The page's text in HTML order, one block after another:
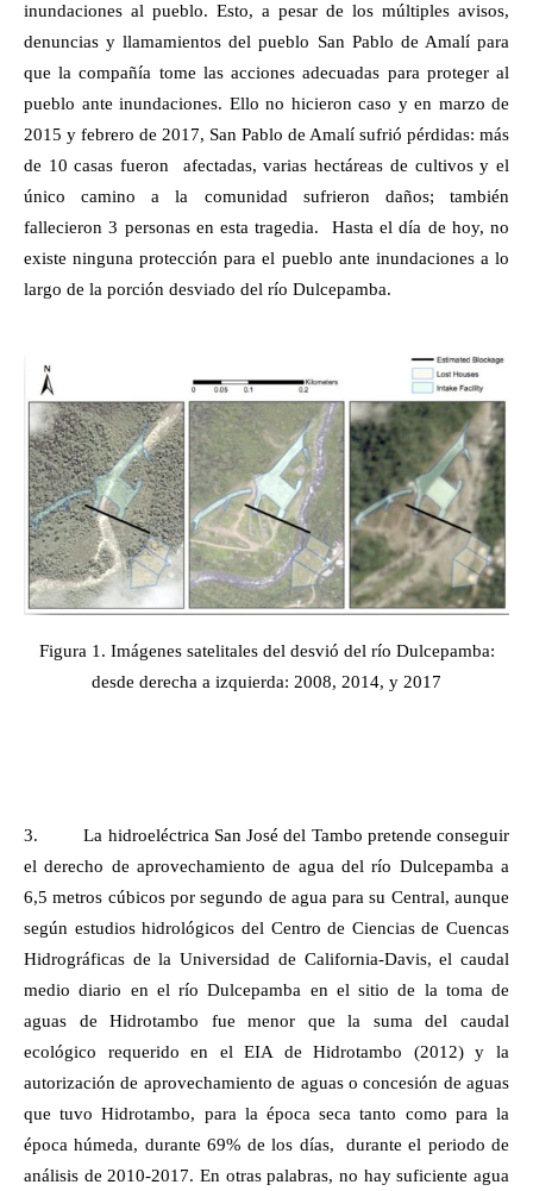
inundaciones al pueblo. Esto, a pesar de los múltiples avisos,
denuncias y llamamientos del pueblo San Pablo de Amalí para
que la compañía tome las acciones adecuadas para proteger al
pueblo ante inundaciones. Ello no hicieron caso y en marzo de
2015 y febrero de 2017, San Pablo de Amalí sufrió pérdidas: más
de 10 casas fueron afectadas, varias hectáreas de cultivos y el
único camino a la comunidad sufrieron daños; también
fallecieron 3 personas en esta tragedia.
Hasta el día de hoy, no
existe ninguna protección para el pueblo ante inundaciones a lo
largo de la porción desviado del río Dulcepamba.
Figura 1. Imágenes satelitales del desvió del río Dulcepamba:
desde derecha a izquierda: 2008, 2014, y 2017
3.
La hidroeléctrica San José del Tambo pretende conseguir
el derecho de aprovechamiento de agua del río Dulcepamba a
6,5 metros cúbicos por segundo de agua para su Central, aunque
según estudios hidrológicos del Centro de Ciencias de Cuencas
Hidrográficas de la Universidad de California-Davis, el caudal
medio diario en el río Dulcepamba en el sitio de la toma de
aguas de Hidrotambo fue menor que la suma del caudal
ecológico requerido en el EIA de Hidrotambo (2012) y la
autorización de aprovechamiento de aguas o concesión de aguas
que tuvo Hidrotambo, para la época seca tanto como para la
época húmeda, durante 69% de los días,
durante el periodo de
análisis de 2010-2017. En otras palabras, no hay suficiente agua